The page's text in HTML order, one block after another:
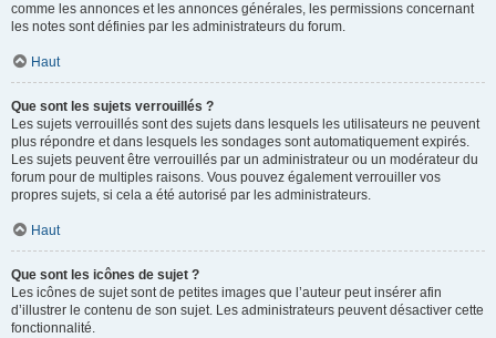
comme les annonces et les annonces générales, les permissions concernant
les notes sont définies par les administrateurs du forum.
Haut
Que sont les sujets verrouillés ?
Les sujets verrouillés sont des sujets dans lesquels les utilisateurs ne peuvent
plus répondre et dans lesquels les sondages sont automatiquement expirés.
Les sujets peuvent être verrouillés par un administrateur ou un modérateur du
forum pour de multiples raisons. Vous pouvez également verrouiller vos
propres sujets, si cela a été autorisé par les administrateurs.
Haut
Que sont les icônes de sujet ?
Les icônes de sujet sont de petites images que l’auteur peut insérer afin
d’illustrer le contenu de son sujet. Les administrateurs peuvent désactiver cette
fonctionnalité.